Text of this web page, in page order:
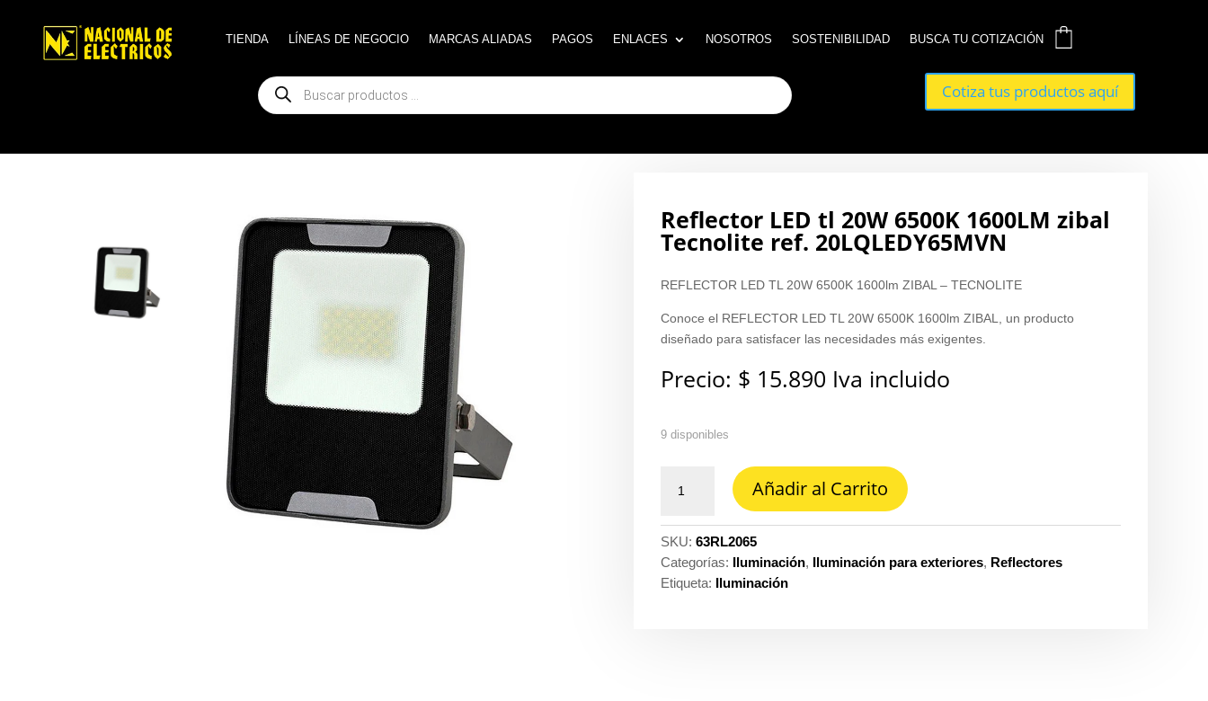
TIENDA LÍNEAS DE NEGOCIO MARCAS ALIADAS PAGOS ENLACES NOSOTROS SOSTENIBILIDAD BUSCA TU COTIZACIÓN
Búsqueda
de
productos
Cotiza tus productos aquí
TIENDA LÍNEAS DE NEGOCIO MARCAS ALIADAS PAGOS ENLACES NOSOTROS SOSTENIBILIDAD BUSCA TU COTIZACIÓN
Búsqueda
de
productos
Cotiza tus productos aquí
Reflector LED tl 20W 6500K 1600LM zibal
Tecnolite ref. 20LQLEDY65MVN
REFLECTOR LED TL 20W 6500K 1600lm ZIBAL – TECNOLITE
Conoce el REFLECTOR LED TL 20W 6500K 1600lm ZIBAL, un producto
diseñado para satisfacer las necesidades más exigentes.
Precio: $ 15.890 Iva incluido
9 disponibles
LED
20W
6500K
1600LM
Añadir al Carrito
SKU:63RL2065
Categorías: Iluminación, Iluminación para exteriores, Reflectores
Etiqueta: Iluminación